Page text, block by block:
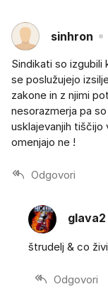
sinhron
Sindikati so
se poslužujejo
zakone in z njimi
nesorazmerja pa
usklajevanjih
omenjajo ne !
Odgovori
glava2
štrudelj & co
Odgovori